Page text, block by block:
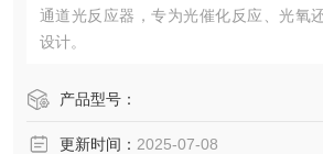
通道光反应器，专为光催化反应、光氧
设计。
产品型号：
更新时间： 2025-07-08